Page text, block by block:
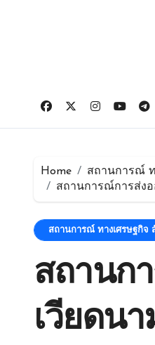
Home
สถานการณ์ ท
สถานการณ์การส่งอ
สถานการณ์ ทางเศรษฐกิจ
สถานก
เวียดน